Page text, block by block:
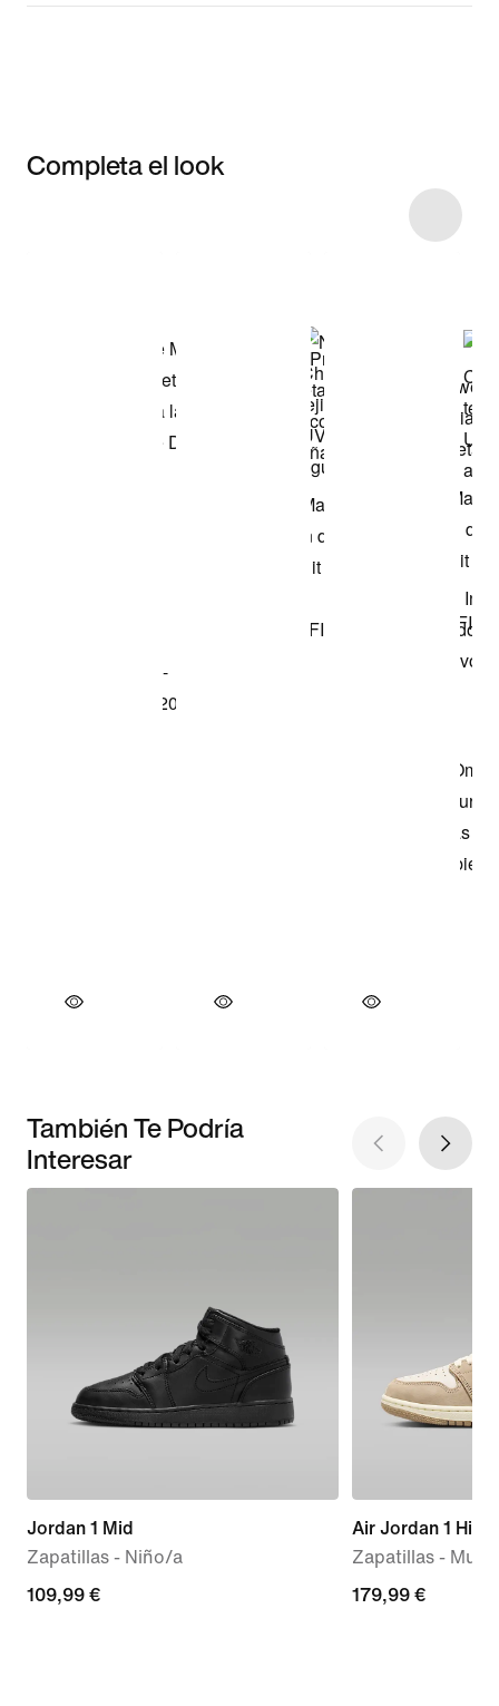
Completa el look
También Te Podría
Interesar
Jordan 1 Mid
Zapatillas - Niño/a
109,99 €
109,99 €
Air Jordan 1
Zapatillas - Mujer
179,99 €
179,99 €